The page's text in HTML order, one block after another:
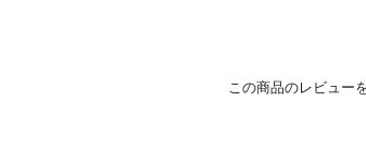
この商品のレビュー